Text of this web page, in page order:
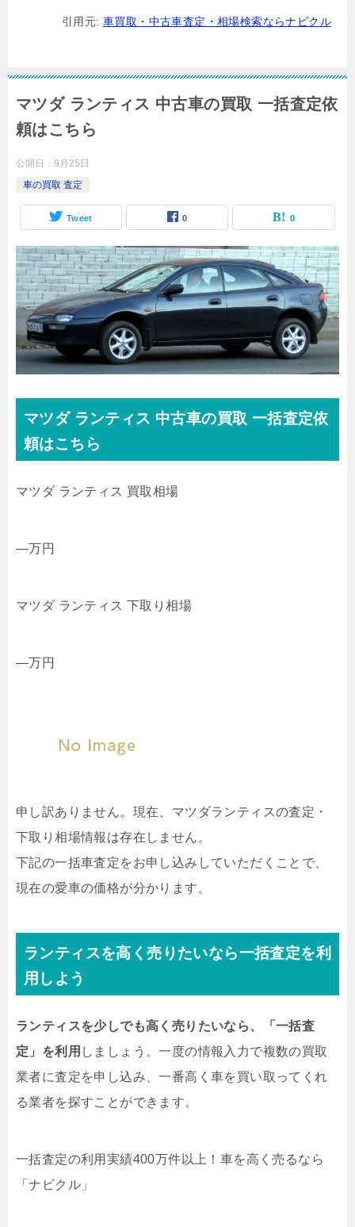
引用元: 車買取・中古車査定・相場検索ならナビクル
マツダ ランティス 中古車の買取 一括査定依
頼はこちら
公開日： 9月25日
車の買取 査定
Tweet 0 0
マツダ ランティス 中古車の買取 一括査定依
頼はこちら
マツダ ランティス 買取相場
—万円
マツダ ランティス 下取り相場
—万円
申し訳ありません。現在、マツダランティスの査定・
下取り相場情報は存在しません。
下記の一括車査定をお申し込みしていただくことで、
現在の愛車の価格が分かります。
ランティスを高く売りたいなら一括査定を利
用しよう
ランティスを少しでも高く売りたいなら、「一括査
定」を利用 しましょう。一度の情報入力で複数の買取
業者に査定を申し込み、一番高く車を買い取ってくれ
る業者を探すことができます。
一括査定の利用実績400万件以上！ 車を高く売るなら
「ナビクル」